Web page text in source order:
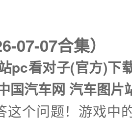
07-07合集）
pc看对子(官方)下
国汽车网 汽车图片
这个问题！游戏中